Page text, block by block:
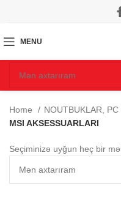
MENU
Home NOUTBUKLAR, PC
MSI AKSESSUARLARI
Seçiminizə uyğun heç bir